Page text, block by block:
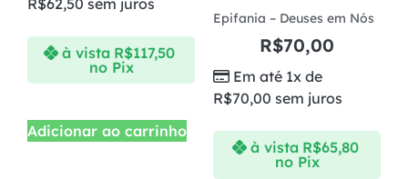
à vista R$117,50
no Pix
Adicionar ao carrinho
Epifania – Deuses em Nós
R$70,00
Em até 1x de
R$70,00 sem juros
à vista R$65,80
no Pix